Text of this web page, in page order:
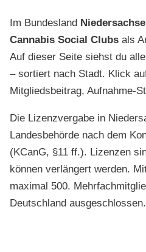
Im Bundesland
Cannabis Social Clubs als
Auf dieser Seite siehst du
– sortiert nach Stadt. Klick
Mitgliedsbeitrag, Aufnahme-
Die Lizenzvergabe in
Landesbehörde nach dem
(KCanG, §11 ff.). Lizenzen
können verlängert werden.
maximal 500.
Deutschland ausgeschlossen.